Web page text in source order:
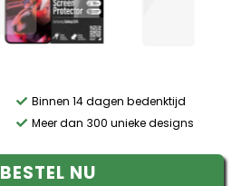
Binnen 14 dagen bedenktijd
Meer dan 300 unieke designs
BESTEL NU